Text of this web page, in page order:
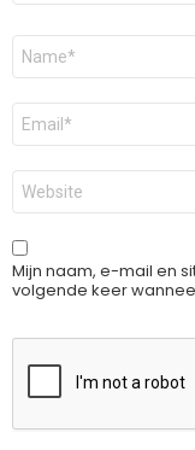
Naam
E-
mail
*
Site
Mijn naam, e-mail en
volgende keer